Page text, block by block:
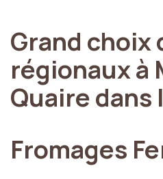
Grand choix
régionauxà
Quairedans
Fromages